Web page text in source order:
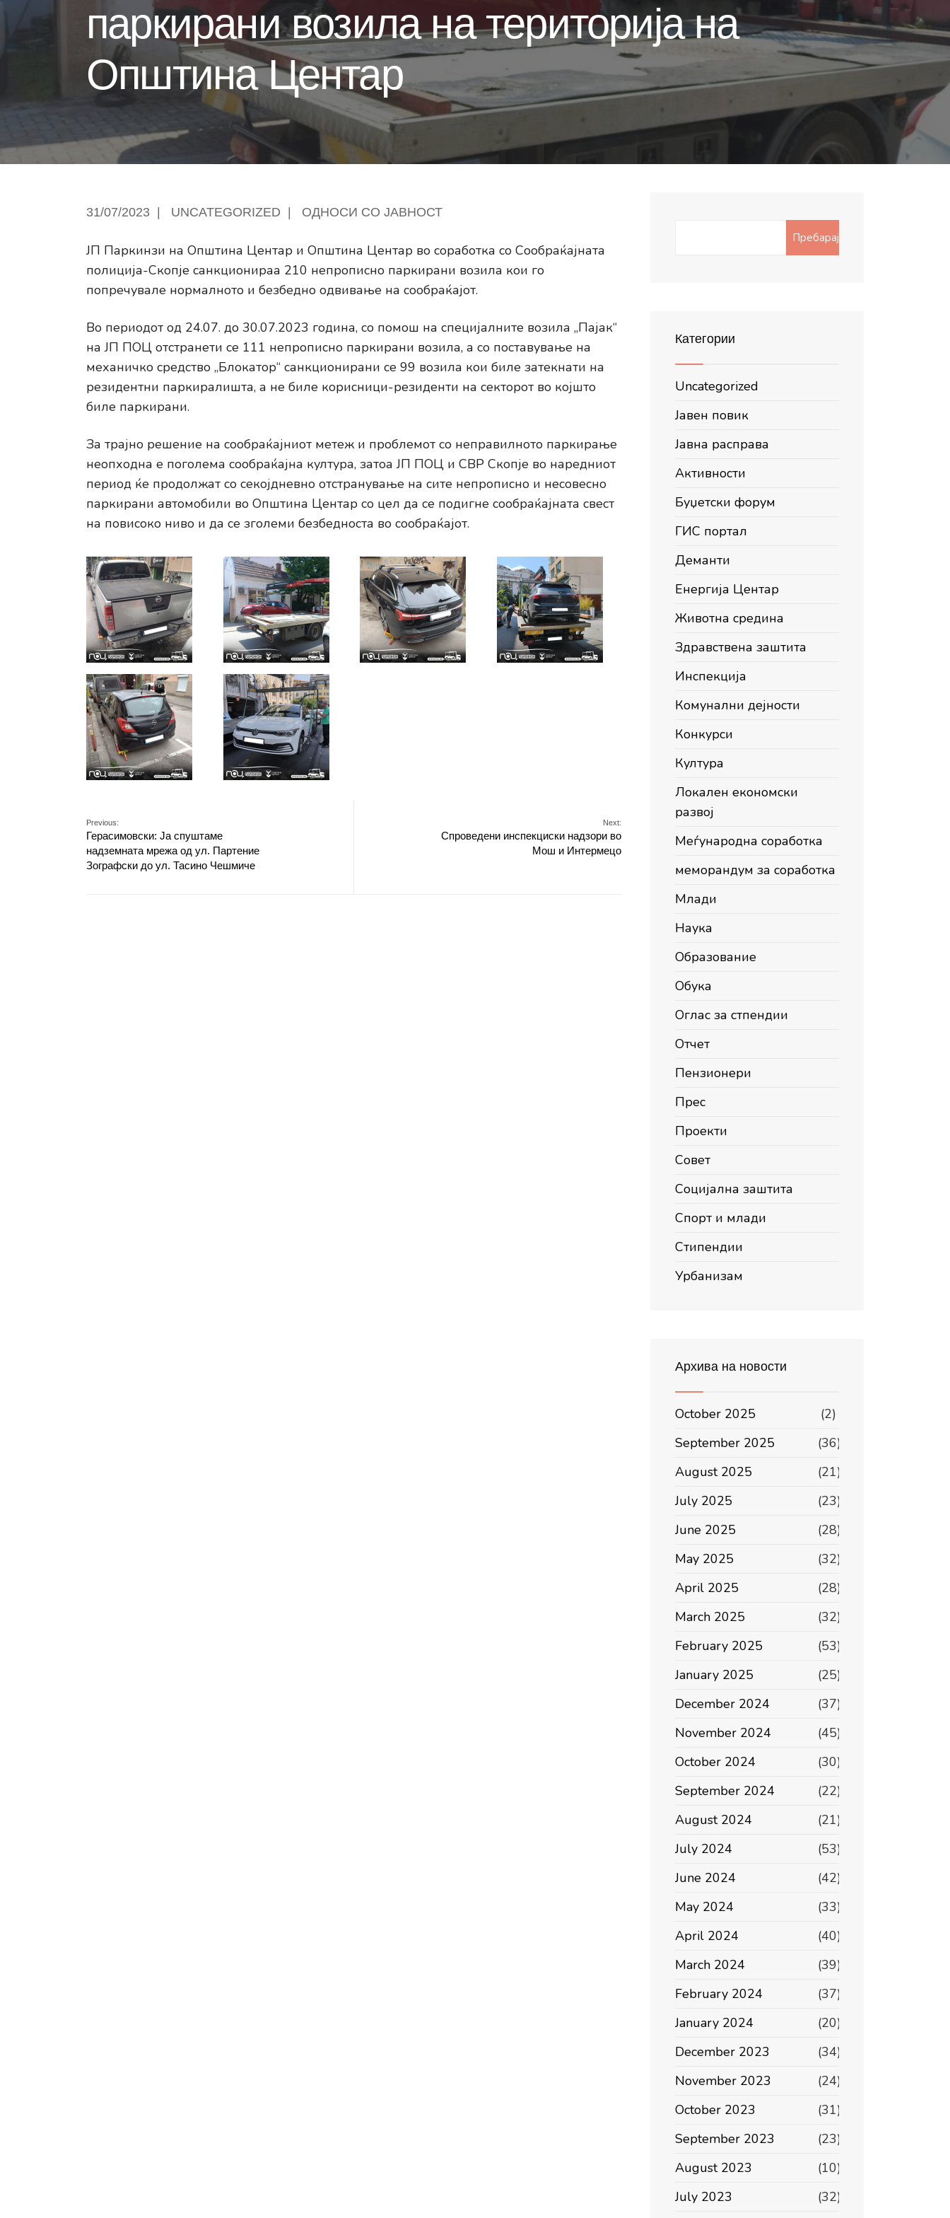
паркирани возила на територија на
Општина Центар
31/07/2023 UNCATEGORIZED ОДНОСИ СО ЈАВНОСТ
ЈП Паркинзи на Општина Центар и Општина Центар во соработка со Сообраќајната
полиција-Скопјe санкционираа 210 непрописно паркирани возила кои го
попречувале нормалното и безбедно одвивање на сообраќајот.
Во периодот од 24.07. до 30.07.2023 година, со помош на специјалните возила „Пајак“
на ЈП ПОЦ отстранети се 111 непрописно паркирани возила, а со поставување на
механичко средство „Блокатор“ санкционирани се 99 возила кои биле затекнати на
резидентни паркиралишта, а не биле корисници-резиденти на секторот во којшто
биле паркирани.
За трајно решение на сообраќајниот метеж и проблемот со неправилното паркирање
неопходна е поголема сообраќајна култура, затоа ЈП ПОЦ и СВР Скопје во наредниот
период ќе продолжат со секојдневно отстранување на сите непрописно и несовесно
паркирани автомобили во Општина Центар со цел да се подигне сообраќајната свест
на повисоко ниво и да се зголеми безбедноста во сообраќајот.
Previous:
Герасимовски: Ја спуштаме
надземната мрежа од ул. Партение
Зографски до ул. Тасино Чешмиче
Next:
Спроведени инспекциски надзори во
Мош и Интермецо
Пребарај
Категории
Uncategorized
Јавен повик
Јавна расправа
Активности
Буџетски форум
ГИС портал
Деманти
Енергија Центар
Животна средина
Здравствена заштита
Инспекција
Комунални дејности
Конкурси
Култура
Локален економски
развој
Меѓународна соработка
меморандум за соработка
Млади
Наука
Образование
Обука
Оглас за стпендии
Отчет
Пензионери
Прес
Проекти
Совет
Социјална заштита
Спорт и млади
Стипендии
Урбанизам
Архива на новости
October 2025
(2)
September 2025
(36)
August 2025
(21)
July 2025
(23)
June 2025
(28)
May 2025
(32)
April 2025
(28)
March 2025
(32)
February 2025
(53)
January 2025
(25)
December 2024
(37)
November 2024
(45)
October 2024
(30)
September 2024
(22)
August 2024
(21)
July 2024
(53)
June 2024
(42)
May 2024
(33)
April 2024
(40)
March 2024
(39)
February 2024
(37)
January 2024
(20)
December 2023
(34)
November 2023
(24)
October 2023
(31)
September 2023
(23)
August 2023
(10)
July 2023
(32)